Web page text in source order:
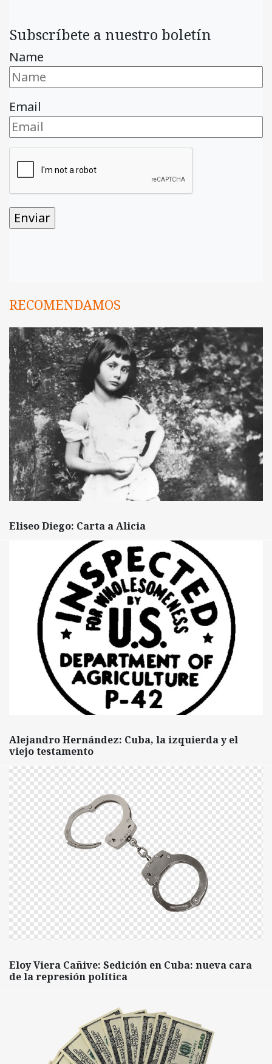
Subscríbete a nuestro boletín
Name
Email
RECOMENDAMOS
Eliseo Diego: Carta a Alicia
Alejandro Hernández: Cuba, la izquierda y el
viejo testamento
Eloy Viera Cañive: Sedición en Cuba: nueva cara
de la represión política